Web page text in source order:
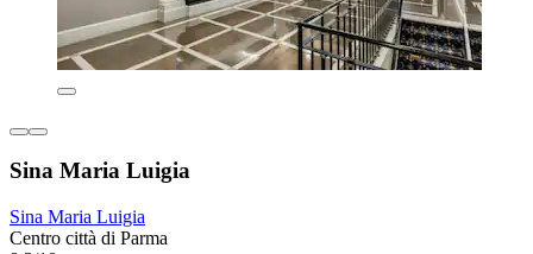
Sina Maria Luigia
Sina Maria Luigia
Centro città di Parma